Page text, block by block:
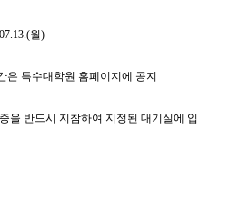
월)
특수대학원 홈페이지에 공지
을 반드시 지참하여 지정된 대기실에 입